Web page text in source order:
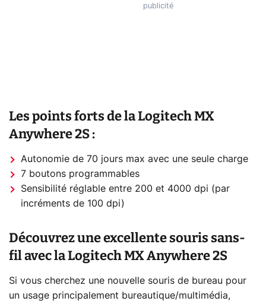
Les points forts de la Logitech MX
Anywhere 2S :
Autonomie de 70 jours max avec une seule charge
7 boutons programmables
Sensibilité réglable entre 200 et 4000 dpi (par
incréments de 100 dpi)
Découvrez une excellente souris sans-
fil avec la Logitech MX Anywhere 2S
Si vous cherchez une nouvelle souris de bureau pour
un usage principalement bureautique/multimédia,